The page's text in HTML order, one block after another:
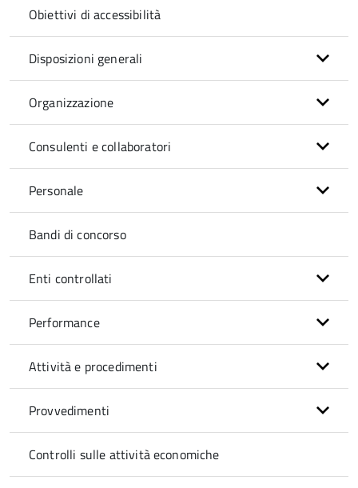
Obiettivi di accessibilità
Disposizioni generali
Organizzazione
Consulenti e collaboratori
Personale
Bandi di concorso
Enti controllati
Performance
Attività e procedimenti
Provvedimenti
Controlli sulle attività economiche